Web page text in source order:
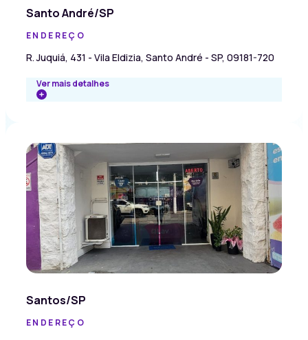
Santo André/SP
ENDEREÇO
R. Juquiá, 431 - Vila Eldizia, Santo André - SP, 09181-720
Ver mais detalhes
Santos/SP
ENDEREÇO